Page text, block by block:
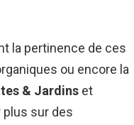
la pertinence de ces
ou encore la
& Jardins et
plus sur des